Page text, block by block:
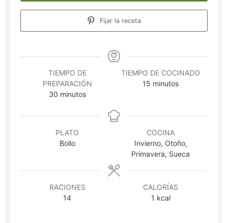
Fijar la receta
TIEMPO DE
PREPARACIÓN
30minutos
minutos
TIEMPO DE COCINADO
15 minutos
minutos
PLATO
Bollo
COCINA
Invierno, Otoño,
Primavera, Sueca
RACIONES
14
CALORÍAS
1 kcal